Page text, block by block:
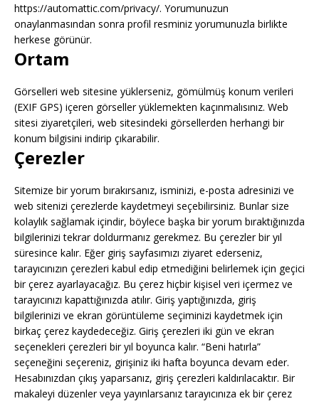
https://automattic.com/privacy/. Yorumunuzun
onaylanmasından sonra profil resminiz yorumunuzla birlikte
herkese görünür.
Ortam
Görselleri web sitesine yüklerseniz, gömülmüş konum verileri
(EXIF GPS) içeren görseller yüklemekten kaçınmalısınız. Web
sitesi ziyaretçileri, web sitesindeki görsellerden herhangi bir
konum bilgisini indirip çıkarabilir.
Çerezler
Sitemize bir yorum bırakırsanız, isminizi, e-posta adresinizi ve
web sitenizi çerezlerde kaydetmeyi seçebilirsiniz. Bunlar size
kolaylık sağlamak içindir, böylece başka bir yorum bıraktığınızda
bilgilerinizi tekrar doldurmanız gerekmez. Bu çerezler bir yıl
süresince kalır. Eğer giriş sayfasımızı ziyaret ederseniz,
tarayıcınızın çerezleri kabul edip etmediğini belirlemek için geçici
bir çerez ayarlayacağız. Bu çerez hiçbir kişisel veri içermez ve
tarayıcınızı kapattığınızda atılır. Giriş yaptığınızda, giriş
bilgilerinizi ve ekran görüntüleme seçiminizi kaydetmek için
birkaç çerez kaydedeceğiz. Giriş çerezleri iki gün ve ekran
seçenekleri çerezleri bir yıl boyunca kalır. “Beni hatırla”
seçeneğini seçereniz, girişiniz iki hafta boyunca devam eder.
Hesabınızdan çıkış yaparsanız, giriş çerezleri kaldırılacaktır. Bir
makaleyi düzenler veya yayınlarsanız tarayıcınıza ek bir çerez